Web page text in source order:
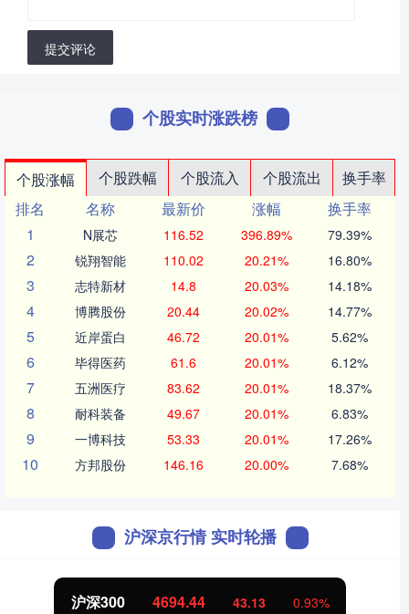
提交评论
个股实时涨跌榜
个股涨幅 个股跌幅 个股流入 个股流出
换手率
排名
名称 最新价 涨幅
换手率
1
N展芯 116.52 396.89% 79.39%
2 锐翔智能 110.02 20.21% 16.80%
3 志特新材 14.8 20.03% 14.18%
4 博腾股份 20.44 20.02% 14.77%
5 近岸蛋白 46.72 20.01% 5.62%
6 毕得医药 61.6 20.01% 6.12%
7 五洲医疗 83.62 20.01% 18.37%
8 耐科装备 49.67 20.01% 6.83%
9 一博科技 53.33 20.01% 17.26%
10 方邦股份 146.16 20.00% 7.68%
沪深京行情 实时轮播
沪深300 4694.44 43.13 0.93%